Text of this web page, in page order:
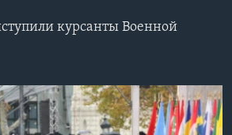
курсанты Военной